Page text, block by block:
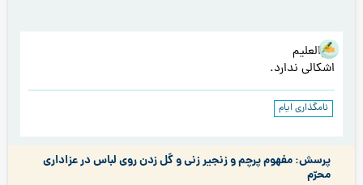
هوالعلیم
اشکالی ندارد.
نامگذاری ایام
پرسش: مفهوم پرچم و زنجیر زنی و گل زدن روی لباس در عزاداری
محرّم